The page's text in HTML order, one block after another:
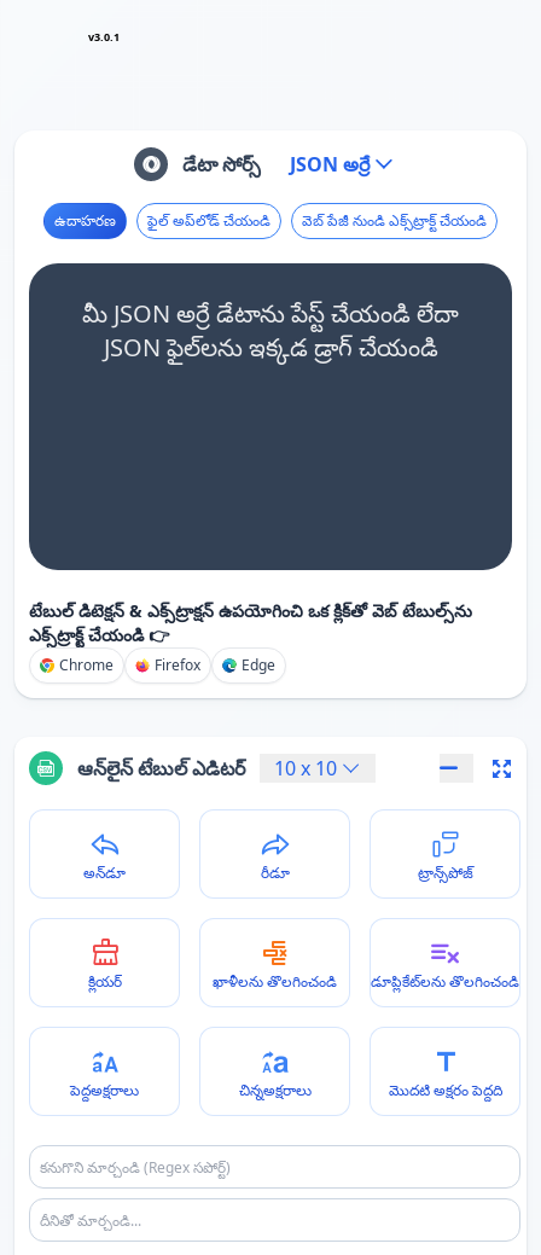
v3.0.1
డేటా సోర్స్ JSON అర్రే
ఉదాహరణ ఫైల్ అప్‌లోడ్ చేయండి వెబ్ పేజీ నుండి ఎక్స్‌ట్రాక్ట్ చేయండి
మీ JSON అర్రే డేటాను పేస్ట్ చేయండి లేదా
JSON ఫైల్‌లను ఇక్కడ డ్రాగ్ చేయండి
టేబుల్ డిటెక్షన్ & ఎక్స్‌ట్రాక్షన్ ఉపయోగించి ఒక క్లిక్‌తో వెబ్ టేబుల్స్‌ను
ఎక్స్‌ట్రాక్ట్ చేయండి 👉
Chrome Firefox Edge
ఆన్‌లైన్ టేబుల్ ఎడిటర్ 10x 10
అన్‌డూ రీడూ ట్రాన్స్‌పోజ్
క్లియర్ ఖాళీలను తొలగించండి డూప్లికేట్‌లను తొలగించండి
పెద్దఅక్షరాలు చిన్నఅక్షరాలు మొదటి అక్షరం పెద్దది